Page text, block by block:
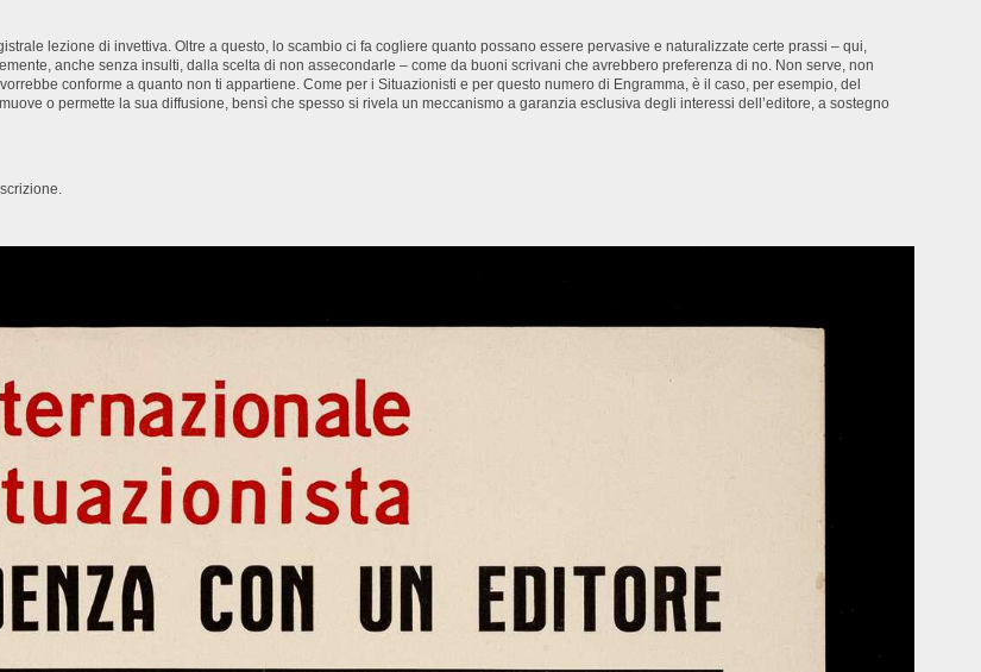
lezione di invettiva. Oltre a questo, lo scambio ci fa cogliere quanto possano essere pervasive e naturalizzate certe prassi – qui,
anche senza insulti, dalla scelta di non assecondarle – come da buoni scrivani che avrebbero preferenza di no. Non serve, non
conforme a quanto non ti appartiene. Come per i Situazionisti e per questo numero di Engramma, è il caso, per esempio, del
o permette la sua diffusione, bensì che spesso si rivela un meccanismo a garanzia esclusiva degli interessi dell’editore, a sostegno